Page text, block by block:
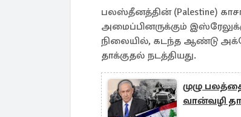
பலஸ்தீனத்தின் (Palestine)
அமைப்பினருக்கும்
நிலையில், கடந்த ஆண்டு
தாக்குதல் நடத்தியது.
முழு
வான்வழி